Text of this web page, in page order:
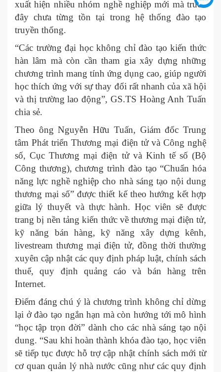
xuất hiện nhiều nhóm nghề nghiệp mới mà trước
đây chưa từng tồn tại trong hệ thống đào tạo
truyền thống.
“Các trường đại học không chỉ đào tạo kiến thức
hàn lâm mà còn cần tham gia xây dựng những
chương trình mang tính ứng dụng cao, giúp người
học thích ứng với sự thay đổi rất nhanh của xã hội
và thị trường lao động”, GS.TS Hoàng Anh Tuấn
chia sẻ.
Theo ông Nguyễn Hữu Tuấn, Giám đốc Trung
tâm Phát triển Thương mại điện tử và Công nghệ
số, Cục Thương mại điện tử và Kinh tế số (Bộ
Công thương), chương trình đào tạo “Chuẩn hóa
năng lực nghề nghiệp cho nhà sáng tạo nội dung
thương mại số” được thiết kế theo hướng kết hợp
giữa lý thuyết và thực hành. Học viên sẽ được
trang bị nền tảng kiến thức về thương mại điện tử,
kỹ năng bán hàng, kỹ năng xây dựng kênh,
livestream thương mại điện tử, đồng thời thường
xuyên cập nhật các quy định pháp luật, chính sách
thuế, quy định quảng cáo và bán hàng trên
Internet.
Điểm đáng chú ý là chương trình không chỉ dừng
lại ở đào tạo ngắn hạn mà còn hướng tới mô hình
“học tập trọn đời” dành cho các nhà sáng tạo nội
dung. “Sau khi hoàn thành khóa đào tạo, học viên
sẽ tiếp tục được hỗ trợ cập nhật chính sách mới từ
cơ quan quản lý nhà nước cũng như các quy định